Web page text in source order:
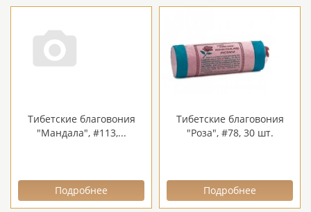
Тибетские благовония
"Мандала", #113,...
Подробнее
Тибетские благовония
"Роза", #78, 30 шт.
Подробнее